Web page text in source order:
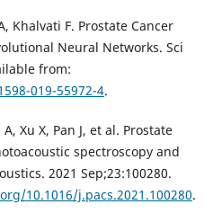
Khalvati F. Prostate Cancer
Neural Networks. Sci
from:
019-55972-4.
Xu X, Pan J, et al. Prostate
spectroscopy and
2021 Sep;23:100280.
10.1016/j.pacs.2021.100280.